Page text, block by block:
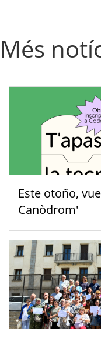
Més
Este otoño,
Canòdrom'